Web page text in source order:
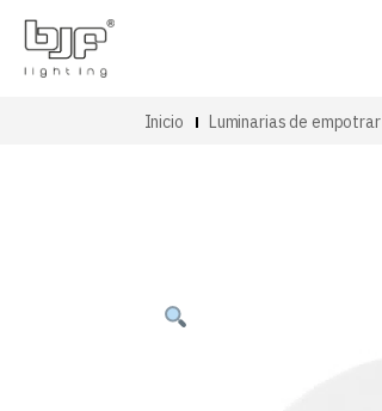
Inicio Luminarias de empotrar